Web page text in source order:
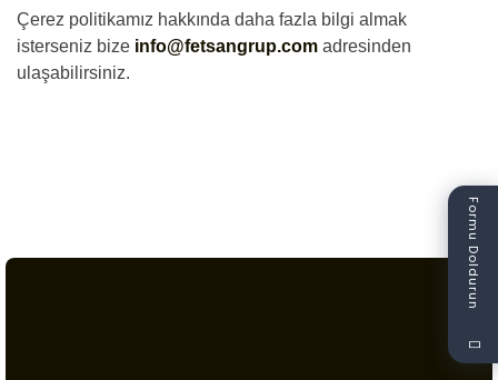
Çerez politikamız hakkında daha fazla bilgi almak
isterseniz bize info@fetsangrup.com adresinden
ulaşabilirsiniz.
Formu Doldurun